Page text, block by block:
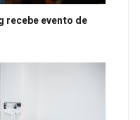
recebe evento de